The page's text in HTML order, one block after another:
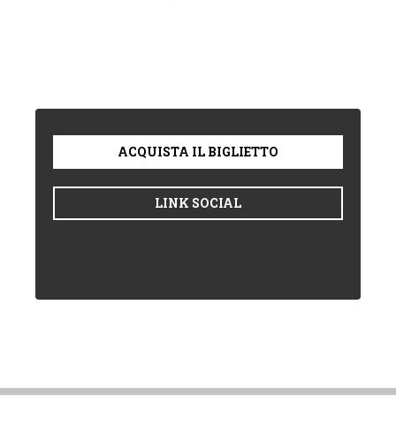
ACQUISTA IL BIGLIETTO
LINK SOCIAL